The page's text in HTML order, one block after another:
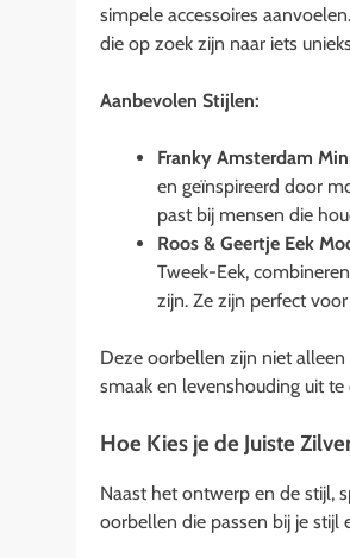
simpele accessoires
die op zoek zijn naar iets
Aanbevolen Stijlen:
Franky Amsterdam
en geïnspireerd door
past bij mensen die
Roos & Geertje Eek
Tweek-Eek,
zijn. Ze zijn perfect
Deze oorbellen zijn niet alleen
smaak en levenshouding uit te
Hoe Kies je de Juiste
Naast het ontwerp en de stijl,
oorbellen die passen bij je stijl